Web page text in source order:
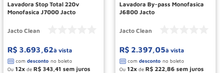
Lavadora Stop Total 220v
Monofasica J7000 Jacto
Jacto Clean
R$ 3.693,62à vista
Ou 12 de R$ 343,41
Lavadora By-pass Monofasica
J6800 Jacto
Jacto Clean
R$ 2.397,05à vista
Ou 12 de R$ 222,86